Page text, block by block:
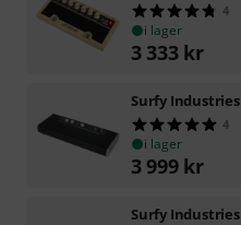
4
i lager
3 333 kr
Surfy Industries
4
i lager
3 999 kr
Surfy Industries